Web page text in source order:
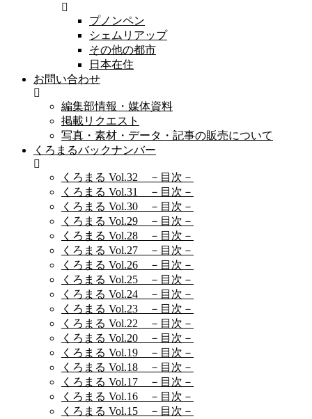
プノンペン
シェムリアップ
その他の都市
日本在住
お問い合わせ
編集部情報・媒体資料
掲載リクエスト
写真・素材・データ・記事の販売について
くろまるバックナンバー
くろまる Vol.32 －目次－
くろまる Vol.31 －目次－
くろまる Vol.30 －目次－
くろまる Vol.29 －目次－
くろまる Vol.28 －目次－
くろまる Vol.27 －目次－
くろまる Vol.26 －目次－
くろまる Vol.25 －目次－
くろまる Vol.24 －目次－
くろまる Vol.23 －目次－
くろまる Vol.22 －目次－
くろまる Vol.20 －目次－
くろまる Vol.19 －目次－
くろまる Vol.18 －目次－
くろまる Vol.17 －目次－
くろまる Vol.16 －目次－
くろまる Vol.15 －目次－